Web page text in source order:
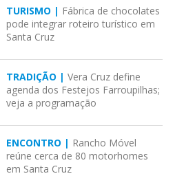
TURISMO | Fábrica de chocolates
pode integrar roteiro turístico em
Santa Cruz
TRADIÇÃO |Vera Cruz define
agenda dos Festejos Farroupilhas;
veja a programação
ENCONTRO | Rancho Móvel
reúne cerca de 80 motorhomes
em Santa Cruz